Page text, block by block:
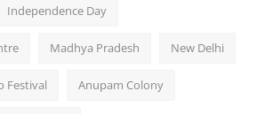
Independence Day
Madhya Pradesh New Delhi
Festival Anupam Colony